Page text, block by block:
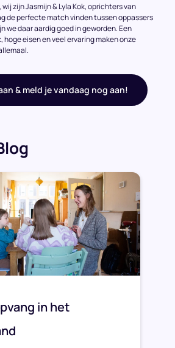
zijn Jasmijn & Lyla Kok, oprichters van
de perfecte match vinden tussen oppassers
we daar aardig goed in geworden. Een
eisen en veel ervaring maken onze
& meld je vandaag nog aan!
in het